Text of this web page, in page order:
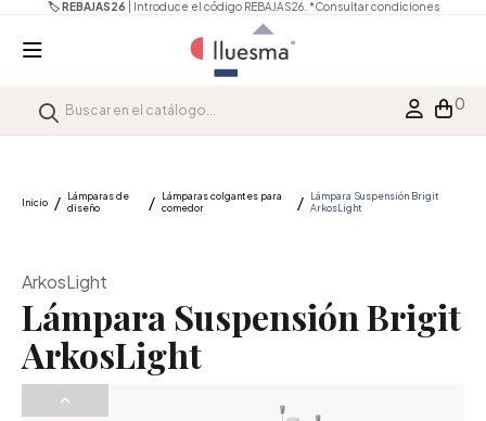
🏷️ REBAJAS26 | Introduce el código REBAJAS26. *Consultar condiciones
0
Inicio
Lámparas de
diseño
Lámparas colgantes para
comedor
Lámpara Suspensión Brigit
ArkosLight
ArkosLight
Lámpara Suspensión Brigit
ArkosLight